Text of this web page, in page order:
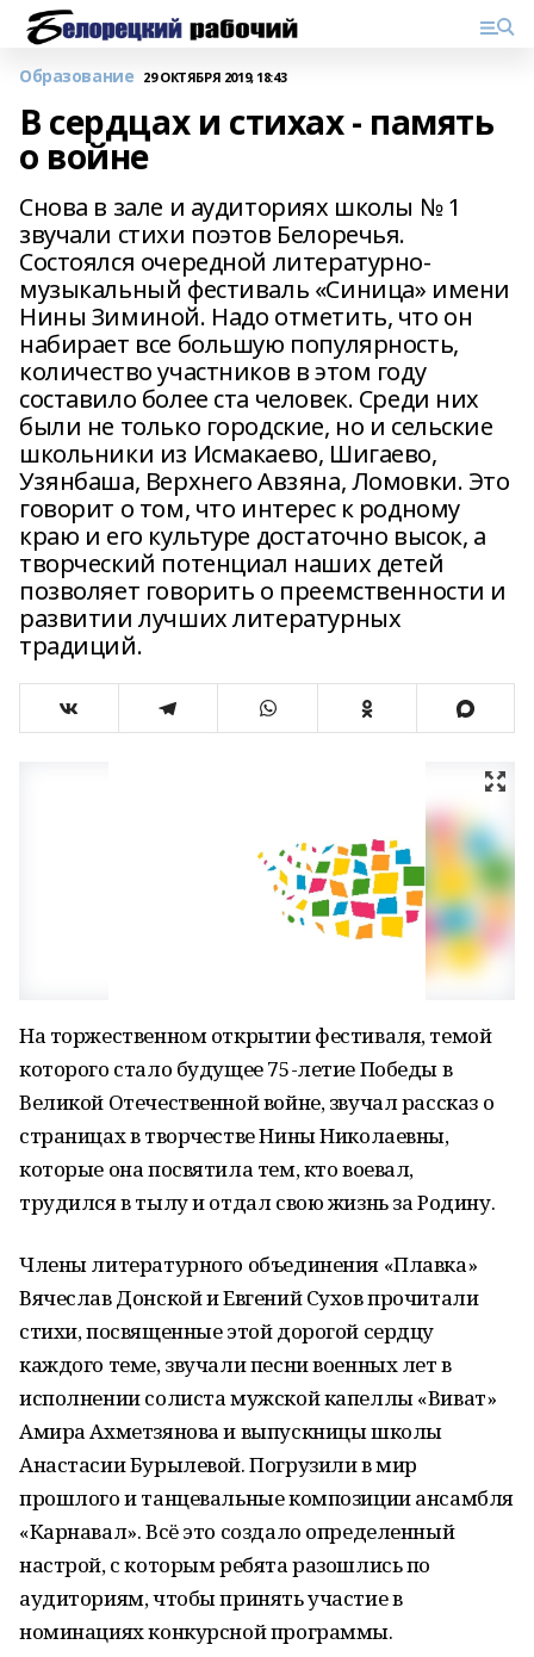
Образование 29 ОКТЯБРЯ 2019, 18:43
В сердцах и стихах - память
о войне
Снова в зале и аудиториях школы № 1
звучали стихи поэтов Белоречья.
Состоялся очередной литературно-
музыкальный фестиваль «Синица» имени
Нины Зиминой. Надо отметить, что он
набирает все большую популярность,
количество участников в этом году
составило более ста человек. Среди них
были не только городские, но и сельские
школьники из Исмакаево, Шигаево,
Узянбаша, Верхнего Авзяна, Ломовки. Это
говорит о том, что интерес к родному
краю и его культуре достаточно высок, а
творческий потенциал наших детей
позволяет говорить о преемственности и
развитии лучших литературных
традиций.
На торжественном открытии фестиваля, темой
которого стало будущее 75-летие Победы в
Великой Отечественной войне, звучал рассказ о
страницах в творчестве Нины Николаевны,
которые она посвятила тем, кто воевал,
трудился в тылу и отдал свою жизнь за Родину.
Члены литературного объединения «Плавка»
Вячеслав Донской и Евгений Сухов прочитали
стихи, посвященные этой дорогой сердцу
каждого теме, звучали песни военных лет в
исполнении солиста мужской капеллы «Виват»
Амира Ахметзянова и выпускницы школы
Анастасии Бурылевой. Погрузили в мир
прошлого и танцевальные композиции ансамбля
«Карнавал». Всё это создало определенный
настрой, с которым ребята разошлись по
аудиториям, чтобы принять участие в
номинациях конкурсной программы.